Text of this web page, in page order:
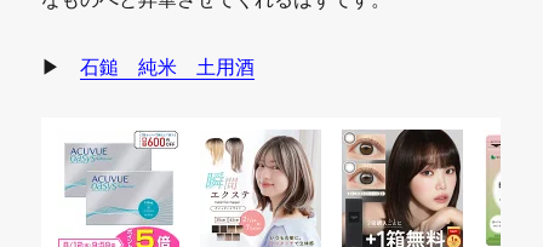
▶石鎚 純米 土用酒